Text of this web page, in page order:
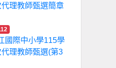
理教師甄選簡章
國際中小學115學
理教師甄選(第3